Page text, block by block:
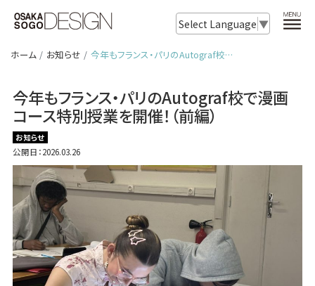
Select Language ▼
ホーム お知らせ 今年もフランス・パリのAutograf校…
今年もフランス・パリのAutograf校で漫画
コース特別授業を開催！（前編）
お知らせ
公開日：2026.03.26